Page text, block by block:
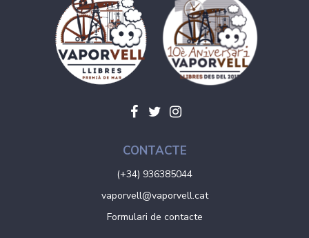
CONTACTE
(+34) 936385044
vaporvell@vaporvell.cat
Formulari de contacte